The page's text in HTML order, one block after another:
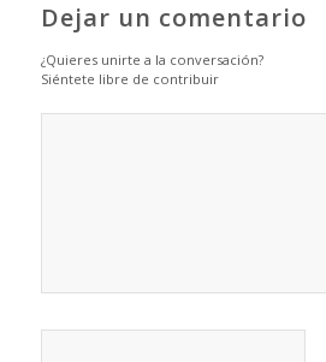
Dejar un comentario
¿Quieres unirte a la conversación?
Siéntete libre de contribuir